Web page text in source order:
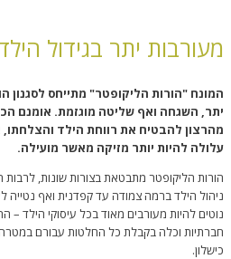
ראשי » מידע מקצועי »הורות הליקופטר: מהי הורות
מעורבות יתר בגידול
המונח "הורות הליקופטר" מתייחס לסגנון
יתר, השגחה ואף שליטה מוגזמת. אומנם
מהרצון להבטיח את רווחת הילד
עלולה להיות יותר מזיקה מאשר מועילה.
הורות הליקופטר מתבטאת בצורות שונות, לרבות
ניהול הילד ברמה צמודה עד קפדנית ואף נטייה
נוטים להיות מעורבים מאוד בכל עיסוקי הילד –
חברתיות וכלה בקבלת כל החלטות עבורם
כישלון.